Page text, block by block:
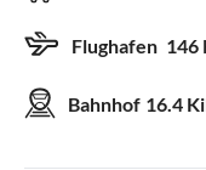
Flughafen 146
Bahnhof 16.4